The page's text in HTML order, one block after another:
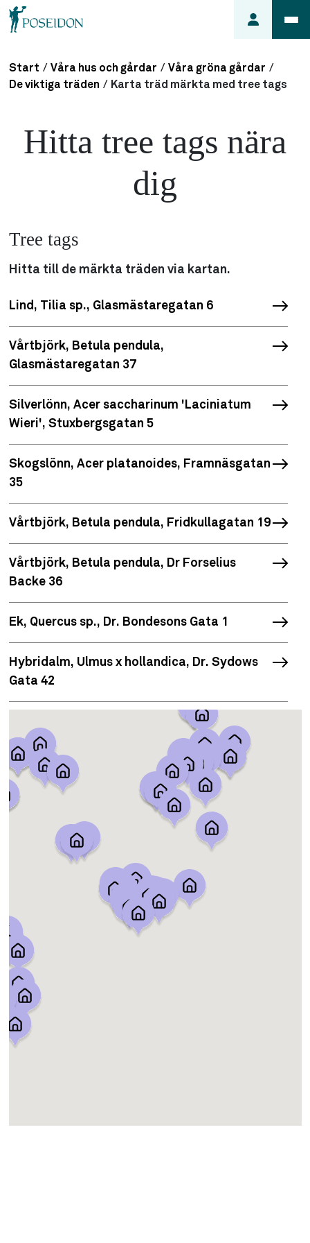
Anmäl ett
Frågor
Start / Våra hus och gårdar / Våra gröna gårdar /
De viktiga träden / Karta träd märkta med tree tags
Hitta tree tags nära
dig
Tree tags
Hitta till de märkta träden via kartan.
Lind, Tilia sp., Glasmästaregatan 6
Vårtbjörk, Betula pendula,
Glasmästaregatan 37
Silverlönn, Acer saccharinum 'Laciniatum
Wieri', Stuxbergsgatan 5
Skogslönn, Acer platanoides, Framnäsgatan
35
Vårtbjörk, Betula pendula, Fridkullagatan 19
Vårtbjörk, Betula pendula, Dr Forselius
Backe 36
Ek, Quercus sp., Dr. Bondesons Gata 1
Hybridalm, Ulmus x hollandica, Dr. Sydows
Gata 42
Vårtbjörk, Betula pendula, Dr. Liboruis Gata
40
Vårtbjörk, Betula pendula, Syster Ainas Gata
Vårtbjörk, Betula pendula, Dr. Heymans Gata
Ask, Fraxinus exselcior, Wallenbergs gatan
Hästkastanj, Aesculus hippocastanum,
Vegagatan 4
Fågelbär, Prunus avium, Landsvägsgatan 33
Oxel, Sorbus intermedia, Frigångsgatan 14